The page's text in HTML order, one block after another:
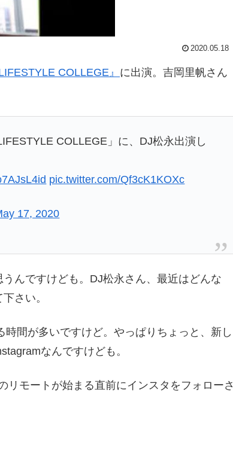
2020.05.18
COLLEGE』 に出演。吉岡里帆さん
COLLEGE」に、DJ松永出演し
pic.twitter.com/Qf3cK1KOXc
17, 2020
んですけども。DJ松永さん、最近はどんな
さい。
間が多いですけど。やっぱりちょっと、新し
なんですけども。
モートが始まる直前にインスタをフォローさ